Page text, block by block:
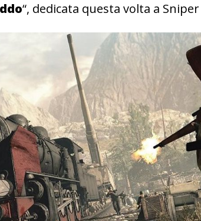
“, dedicata questa volta a